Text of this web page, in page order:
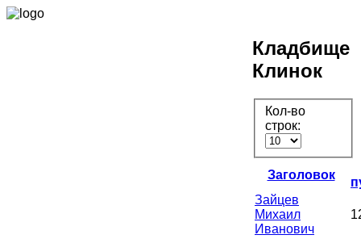
Кладбище
Клинок
Кол-во
строк:
Заголовок
Зайцев
Михаил
Иванович